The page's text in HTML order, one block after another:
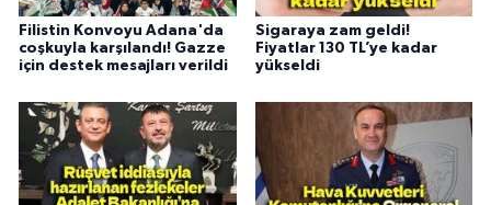
Filistin Konvoyu Adana'da
coşkuyla karşılandı! Gazze
için destek mesajları verildi
Sigaraya zam geldi!
Fiyatlar 130 TL’ye kadar
yükseldi